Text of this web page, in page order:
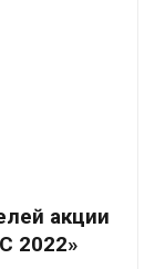
акции
2022»